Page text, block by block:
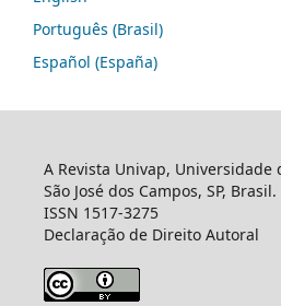
Português (Brasil)
Español (España)
A Revista Univap, Universidade
São José dos Campos, SP,
ISSN 1517-3275
Declaração de Direito Autoral